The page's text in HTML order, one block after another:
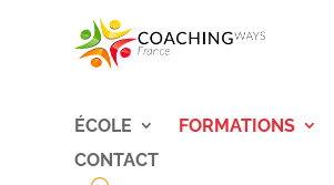
ÉCOLE FORMATIONS
CONTACT